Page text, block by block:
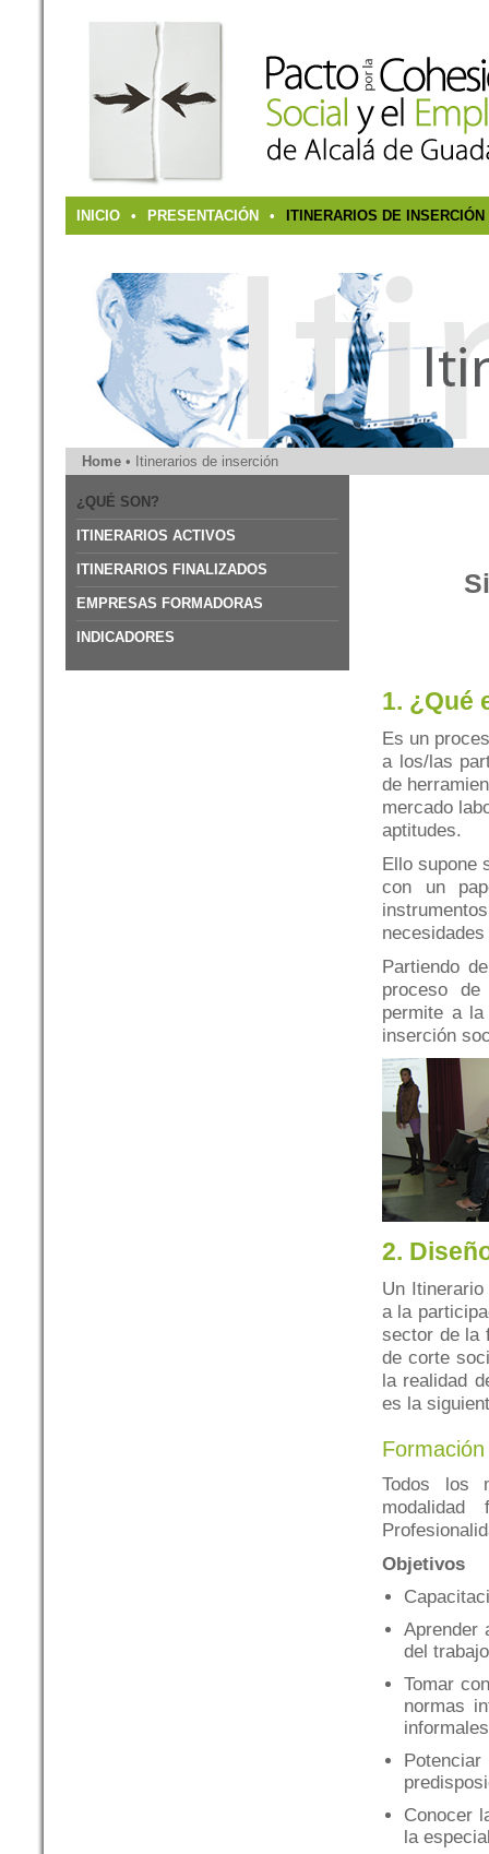
INICIO • PRESENTACIÓN • ITINERARIOS DE INSERCIÓN
Home • Itinerarios de inserción
¿QUÉ SON?
ITINERARIOS ACTIVOS
ITINERARIOS FINALIZADOS
EMPRESAS FORMADORAS
INDICADORES
1. ¿Qué
Es un
a los/las
de
mercado
aptitudes.
Ello supone
con un
Partiendo
proceso
permite a
inserción
2.
Un
a la
sector de la
de corte
la realidad
es la
Todos los
Objetivos
Aprender
del
Tomar
normas
Conocer
la